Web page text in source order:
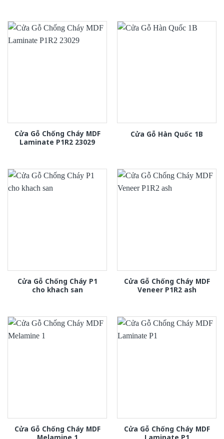
Cửa Gỗ Chống Cháy MDF
Laminate P1R2 23029
Cửa Gỗ Hàn Quốc 1B
Cửa Gỗ Chống Cháy P1
cho khach san
Cửa Gỗ Chống Cháy MDF
Veneer P1R2 ash
Cửa Gỗ Chống Cháy MDF
Cửa Gỗ Chống Cháy MDF